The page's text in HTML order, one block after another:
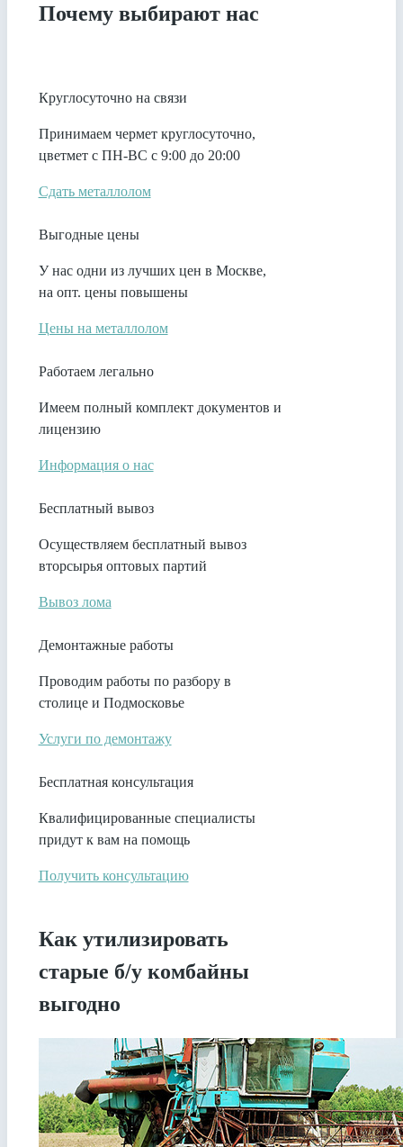
Почему выбирают нас
Круглосуточно на связи
Принимаем чермет круглосуточно,
цветмет с ПН-ВС с 9:00 до 20:00
Сдать металлолом
Выгодные цены
У нас одни из лучших цен в Москве,
на опт. цены повышены
Цены на металлолом
Работаем легально
Имеем полный комплект документов и
лицензию
Информация о нас
Бесплатный вывоз
Осуществляем бесплатный вывоз
вторсырья оптовых партий
Вывоз лома
Демонтажные работы
Проводим работы по разбору в
столице и Подмосковье
Услуги по демонтажу
Бесплатная консультация
Квалифицированные специалисты
придут к вам на помощь
Получить консультацию
Как утилизировать
старые б/у комбайны
выгодно